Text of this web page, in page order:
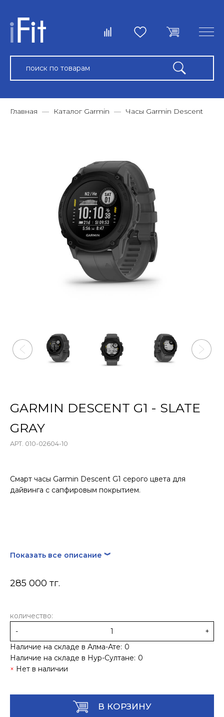
Главная Каталог Garmin Часы Garmin Descent
GARMIN DESCENT G1 - SLATE
GRAY
АРТ. 010-02604-10
Смарт часы Garmin Descent G1 серого цвета для
дайвинга с сапфировым покрытием.
Показать все описание ︾
285 000 тг.
количество:
-
+
Наличие на складе в Алма-Ате: 0
Наличие на складе в Нур-Султане: 0
Нет в наличии
В КОРЗИНУ